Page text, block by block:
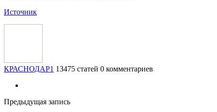
Источник
КРАСНОДАР1 13475 статей 0 комментариев
Предыдущая запись